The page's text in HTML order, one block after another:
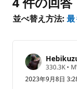
は
あ
ま
ん
並べ替え方法: 最
330.3K 評
の
•
2023年9月8日